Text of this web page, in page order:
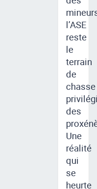
l’ASE
reste
le
terrain
de
chasse
des
Une
réalité
qui
se
heurte